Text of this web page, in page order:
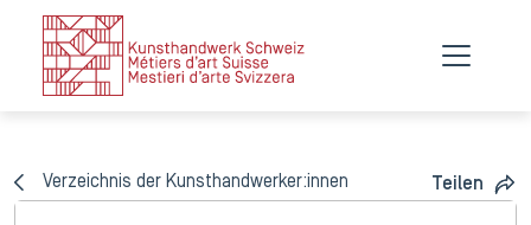
Verzeichnis der Kunsthandwerker:innen Teilen